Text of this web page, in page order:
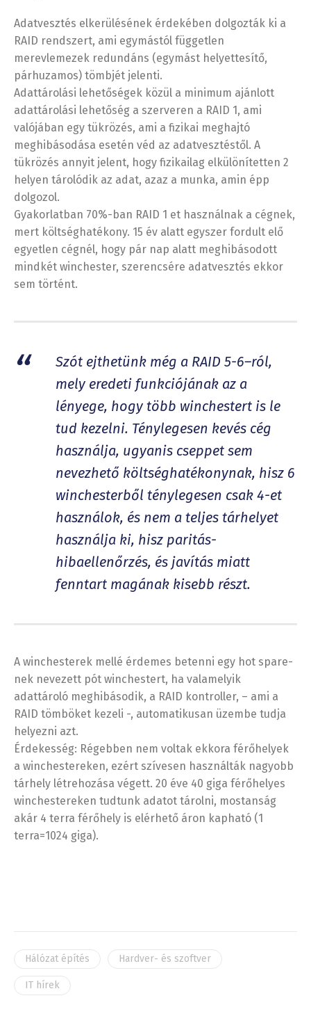
Adatvesztés elkerülésének érdekében dolgozták ki a
RAID rendszert, ami egymástól független
merevlemezek redundáns (egymást helyettesítő,
párhuzamos) tömbjét jelenti.
Adattárolási lehetőségek közül a minimum ajánlott
adattárolási lehetőség a szerveren a RAID 1, ami
valójában egy tükrözés, ami a fizikai meghajtó
meghibásodása esetén véd az adatvesztéstől. A
tükrözés annyit jelent, hogy fizikailag elkülönítetten 2
helyen tárolódik az adat, azaz a munka, amin épp
dolgozol.
Gyakorlatban 70%-ban RAID 1 et használnak a cégnek,
mert költséghatékony. 15 év alatt egyszer fordult elő
egyetlen cégnél, hogy pár nap alatt meghibásodott
mindkét winchester, szerencsére adatvesztés ekkor
sem történt.
Szót ejthetünk még a RAID 5-6–ról,
mely eredeti funkciójának az a
lényege, hogy több winchestert is le
tud kezelni. Ténylegesen kevés cég
használja, ugyanis cseppet sem
nevezhető költséghatékonynak, hisz 6
winchesterből ténylegesen csak 4-et
használok, és nem a teljes tárhelyet
használja ki, hisz paritás-
hibaellenőrzés, és javítás miatt
fenntart magának kisebb részt.
A winchesterek mellé érdemes betenni egy hot spare-
nek nevezett pót winchestert, ha valamelyik
adattároló meghibásodik, a RAID kontroller, – ami a
RAID tömböket kezeli -, automatikusan üzembe tudja
helyezni azt.
Érdekesség: Régebben nem voltak ekkora férőhelyek
a winchestereken, ezért szívesen használták nagyobb
tárhely létrehozása végett. 20 éve 40 giga férőhelyes
winchestereken tudtunk adatot tárolni, mostanság
akár 4 terra férőhely is elérhető áron kapható (1
terra=1024 giga).
Hálózat építés Hardver- és szoftver
IT hírek